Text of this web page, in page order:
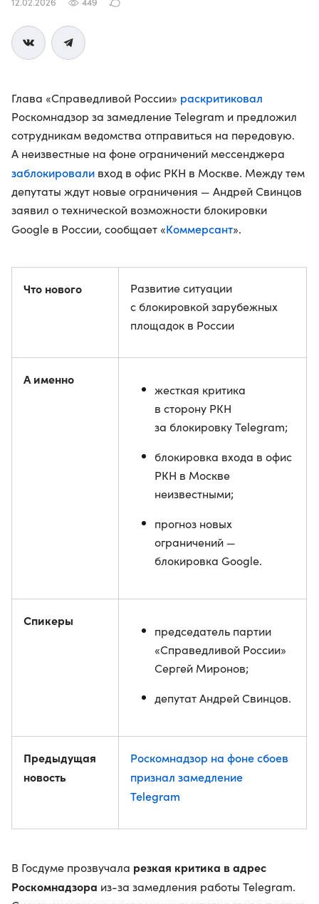
Глава «Справедливой России» раскритиковал
Роскомнадзор за замедление Telegram и предложил
сотрудникам ведомства отправиться на передовую.
А неизвестные на фоне ограничений мессенджера
заблокировали вход в офис РКН в Москве. Между тем
депутаты ждут новые ограничения — Андрей Свинцов
заявил о технической возможности блокировки
Google в России, сообщает «Коммерсант».
Что нового
Развитие ситуации
с блокировкой зарубежных
площадок в России
А именно
жесткая критика
в сторону РКН
за блокировку Telegram;
блокировка входа в офис
РКН в Москве
неизвестными;
прогноз новых
ограничений —
блокировка Google.
Спикеры
председатель партии
«Справедливой России»
Сергей Миронов;
депутат Андрей Свинцов.
Предыдущая
новость
Роскомнадзор на фоне сбоев
признал замедление
Telegram
В Госдуме прозвучала резкая критика в адрес
Роскомнадзора из-за замедления работы Telegram.